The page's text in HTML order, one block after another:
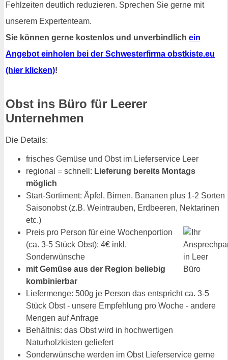
Fehlzeiten deutlich reduzieren. Sprechen Sie gerne mit
unserem Expertenteam.
Sie können gerne kostenlos und unverbindlich ein
Angebot einholen bei der Schwesterfirma obstkiste.eu
(hier klicken)!
Obst ins Büro für Leerer
Unternehmen
Die Details:
frisches Gemüse und Obst im Lieferservice Leer
regional = schnell: Lieferung bereits Montags
möglich
Start-Sortiment: Äpfel, Birnen, Bananen plus 1-2 Sorten
Saisonobst (z.B. Weintrauben, Erdbeeren, Nektarinen
etc.)
Preis pro Person für eine Wochenportion
(ca. 3-5 Stück Obst): 4€ inkl.
Sonderwünsche
mit Gemüse aus der Region beliebig
kombinierbar
Liefermenge: 500g je Person das entspricht ca. 3-5
Stück Obst - unsere Empfehlung pro Woche - andere
Mengen auf Anfrage
Behältnis: das Obst wird in hochwertigen
Naturholzkisten geliefert
Sonderwünsche werden im Obst Lieferservice gerne